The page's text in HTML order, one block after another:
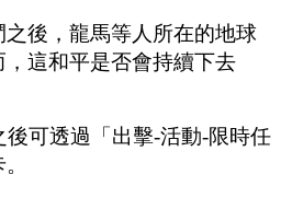
之後，龍馬等人所在的地球
這和平是否會持續下去
後可透過「 出擊-活動-限時任